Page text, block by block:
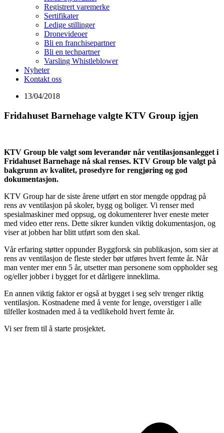
Registrert varemerke
Sertifikater
Ledige stillinger
Dronevideoer
Bli en franchisepartner
Bli en techpartner
Varsling Whistleblower
Nyheter
Kontakt oss
13/04/2018
Fridahuset Barnehage valgte KTV Group igjen
KTV Group ble valgt som leverandør når ventilasjonsanlegget i
Fridahuset Barnehage nå skal renses. KTV Group ble valgt på
bakgrunn av kvalitet, prosedyre for rengjøring og god
dokumentasjon.
KTV Group har de siste årene utført en stor mengde oppdrag på
rens av ventilasjon på skoler, bygg og boliger. Vi renser med
spesialmaskiner med oppsug, og dokumenterer hver eneste meter
med video etter rens. Dette sikrer kunden viktig dokumentasjon, og
viser at jobben har blitt utført som den skal.
Vår erfaring støtter oppunder Byggforsk sin publikasjon, som sier at
rens av ventilasjon de fleste steder bør utføres hvert femte år. Når
man venter mer enn 5 år, utsetter man personene som oppholder seg
og/eller jobber i bygget for et dårligere inneklima.
En annen viktig faktor er også at bygget i seg selv trenger riktig
ventilasjon. Kostnadene med å vente for lenge, overstiger i alle
tilfeller kostnaden med å ta vedlikehold hvert femte år.
Vi ser frem til å starte prosjektet.